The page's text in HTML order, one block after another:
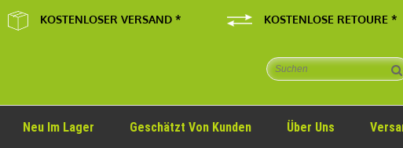
KOSTENLOSER VERSAND * KOSTENLOSE RETOURE *
Neu Im Lager Geschätzt Von Kunden Über Uns